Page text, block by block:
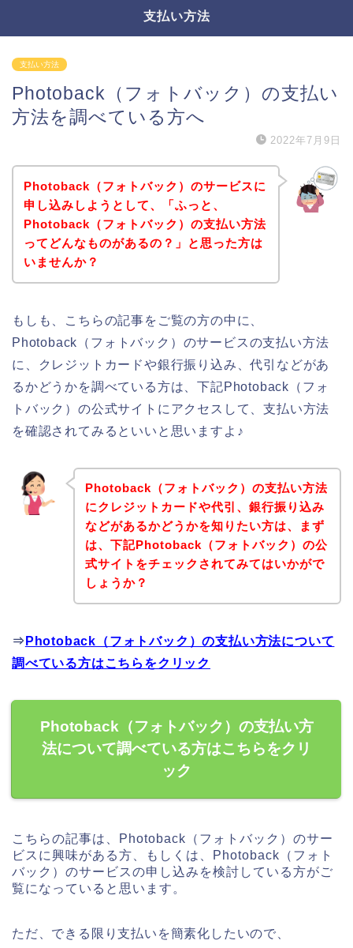
支払い方法
支払い方法
Photoback（フォトバック）の支払い
方法を調べている方へ
2022年7月9日
Photoback（フォトバック）のサービスに
申し込みしようとして、「ふっと、
Photoback（フォトバック）の支払い方法
ってどんなものがあるの？」と思った方は
いませんか？
もしも、こちらの記事をご覧の方の中に、
Photoback（フォトバック）のサービスの支払い方法
に、クレジットカードや銀行振り込み、代引などがあ
るかどうかを調べている方は、下記Photoback（フォ
トバック）の公式サイトにアクセスして、支払い方法
を確認されてみるといいと思いますよ♪
Photoback（フォトバック）の支払い方法
にクレジットカードや代引、銀行振り込み
などがあるかどうかを知りたい方は、まず
は、下記Photoback（フォトバック）の公
式サイトをチェックされてみてはいかがで
しょうか？
⇒ Photoback（フォトバック）の支払い方法について
調べている方はこちらをクリック
Photoback（フォトバック）の支払い方
法について調べている方はこちらをクリ
ック
こちらの記事は、Photoback（フォトバック）のサー
ビスに興味がある方、もしくは、Photoback（フォト
バック）のサービスの申し込みを検討している方がご
覧になっていると思います。
ただ、できる限り支払いを簡素化したいので、